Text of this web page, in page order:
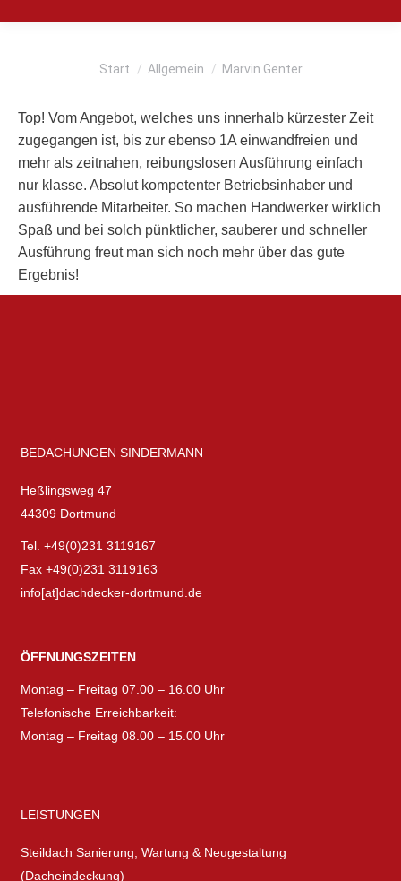
Sie befinden sich hier:
Start Allgemein Marvin Genter
Top! Vom Angebot, welches uns innerhalb kürzester Zeit
zugegangen ist, bis zur ebenso 1A einwandfreien und
mehr als zeitnahen, reibungslosen Ausführung einfach
nur klasse. Absolut kompetenter Betriebsinhaber und
ausführende Mitarbeiter. So machen Handwerker wirklich
Spaß und bei solch pünktlicher, sauberer und schneller
Ausführung freut man sich noch mehr über das gute
Ergebnis!
BEDACHUNGEN SINDERMANN
Heßlingsweg 47
44309 Dortmund
Tel. +49(0)231 3119167
Fax +49(0)231 3119163
info[at]dachdecker-dortmund.de
ÖFFNUNGSZEITEN
Montag – Freitag 07.00 – 16.00 Uhr
Telefonische Erreichbarkeit:
Montag – Freitag 08.00 – 15.00 Uhr
LEISTUNGEN
Steildach Sanierung, Wartung & Neugestaltung
(Dacheindeckung)